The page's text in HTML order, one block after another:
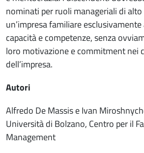
nominati per ruoli manageriali di
un’impresa familiare
capacità e competenze, senza
loro motivazione e commitment nei
dell’impresa.
Autori
Alfredo De Massis e Ivan
Università di Bolzano, Centro per il
Management